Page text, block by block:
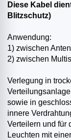
Diese Kabel
Blitzschutz)
Anwendung:
1) zwischen
2) zwischen
Verlegung in
sowie in
innere
Verteilern und für
Leuchten mit